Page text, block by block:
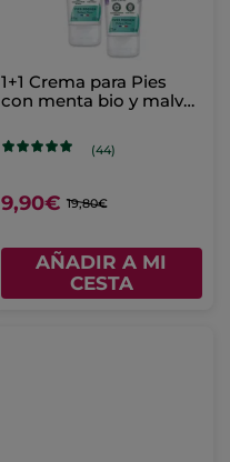
1+1 Crema para Pies
con menta bio y malva
(44)
9,90€ 19,80€
AÑADIR A MI
CESTA